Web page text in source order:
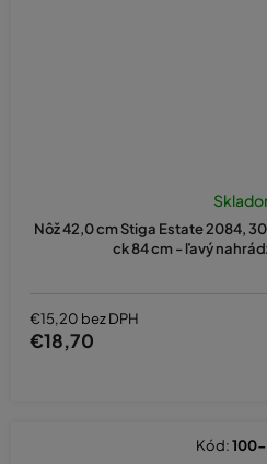
Nôž 42,0 cm Stiga Estate 2084,
ck 84 cm - ľavý
€15,20 bez DPH
€18,70
Kód: